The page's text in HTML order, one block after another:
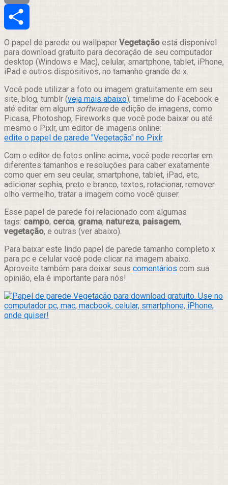
Email
Compartilhar
O papel de parede ou wallpaper Vegetação está disponível
para download gratuito para decoração de seu computador
desktop (Windows e Mac), celular, smartphone, tablet, iPhone,
iPad e outros dispositivos, no tamanho grande de x.
Você pode utilizar a foto ou imagem gratuitamente em seu
site, blog, tumblr (veja mais abaixo), timelime do Facebook e
até editar em algum softwarede edição de imagens, como
Picasa, Photoshop, Fireworks que você pode baixar ou até
mesmo o Pixlr, um editor de imagens online:
edite o papel de parede "Vegetação" no Pixlr.
Com o editor de fotos online acima, você pode recortar em
diferentes tamanhos e resoluções para caber exatamente
como quer em seu ceular, smartphone, tablet, iPad, etc,
adicionar sephia, preto e branco, textos, rotacionar, remover
olho vermelho, tratar a imagem como você quiser.
Esse papel de parede foi relacionado com algumas
tags: campo, cerca, grama, natureza, paisagem,
vegetação, e outras (ver abaixo).
Para baixar este lindo papel de parede tamanho completo x
para pc e celular você pode clicar na imagem abaixo.
Aproveite também para deixar seus comentários com sua
opinião, ela é importante para nós!